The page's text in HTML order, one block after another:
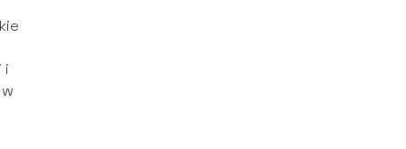
i